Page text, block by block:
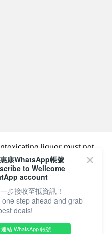
liquor must not
18) in the course of
向未成年人 (18 歲以下人士)
團
The Dairy Farm Company
康WhatsApp帳號
to Wellcome
account
步接收至抵資訊！
one step ahead and grab
deals!
連結 WhatsApp 帳號